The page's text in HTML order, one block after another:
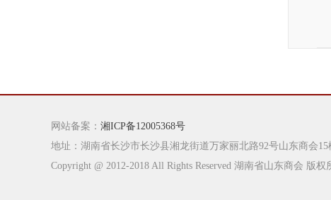
网站备案： 湘ICP备12005368号
地址：湖南省长沙市长沙县湘龙街道万家丽北路92号山东商会15
Copyright @ 2012-2018 All Rights Reserved 湖南省山东商会 版权